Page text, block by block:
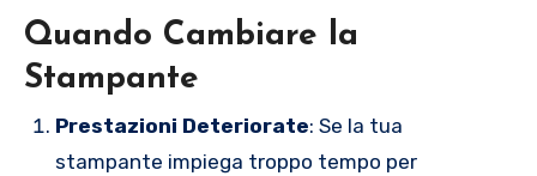
Quando Cambiare la
Stampante
Prestazioni Deteriorate: Se la tua
stampante impiega troppo tempo per